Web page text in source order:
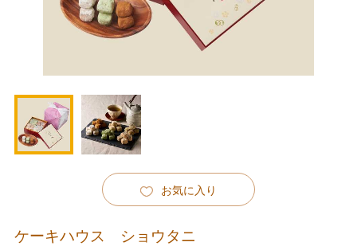
お気に入り
ケーキハウス ショウタニ